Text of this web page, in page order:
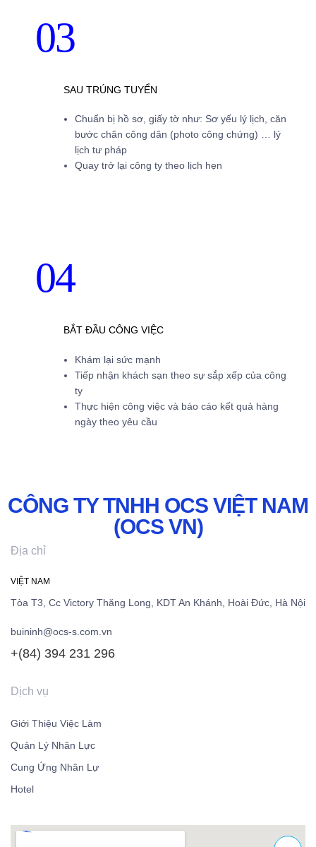
03
SAU TRÚNG TUYỂN
Chuẩn bị hồ sơ, giấy tờ như: Sơ yếu lý lịch, căn
bước chân công dân (photo công chứng) … lý
lịch tư pháp
Quay trở lại công ty theo lịch hẹn
04
BẮT ĐẦU CÔNG VIỆC
Khám lại sức mạnh
Tiếp nhận khách sạn theo sự sắp xếp của công
ty
Thực hiện công việc và báo cáo kết quả hàng
ngày theo yêu cầu
CÔNG TY TNHH OCS VIỆT NAM
(OCS VN)
Địa chỉ
VIỆT NAM
Tòa T3, Cc Victory Thăng Long, KDT An Khánh, Hoài Đức, Hà Nội
buininh@ocs-s.com.vn
+(84) 394 231 296
Dịch vụ
Giới Thiệu Việc Làm
Quản Lý Nhân Lực
Cung Ứng Nhân Lự
Hotel